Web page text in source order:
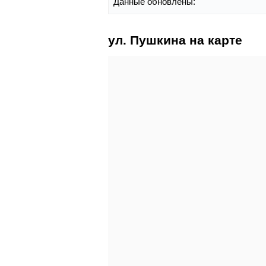
ул. Пушкина на карте